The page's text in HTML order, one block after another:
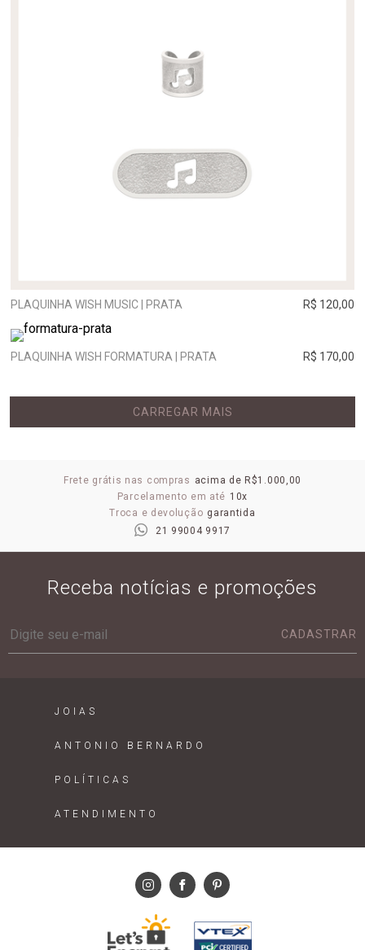
PLAQUINHA WISH MUSIC | PRATA R$ 120,00
PLAQUINHA WISH FORMATURA | PRATA R$ 170,00
CARREGAR MAIS
Frete grátis nas compras acima de R$1.000,00
Parcelamento em até 10x
Troca e devolução garantida
21 99004 9917
Receba notícias e promoções
CADASTRAR
JOIAS
ANTONIO BERNARDO
POLÍTICAS
ATENDIMENTO